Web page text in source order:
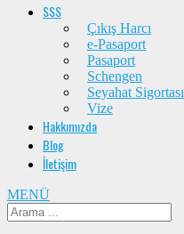
SSS
Çıkış Harcı
e-Pasaport
Pasaport
Schengen
Seyahat Sigortası
Vize
Hakkımızda
Blog
İletişim
MENÜ